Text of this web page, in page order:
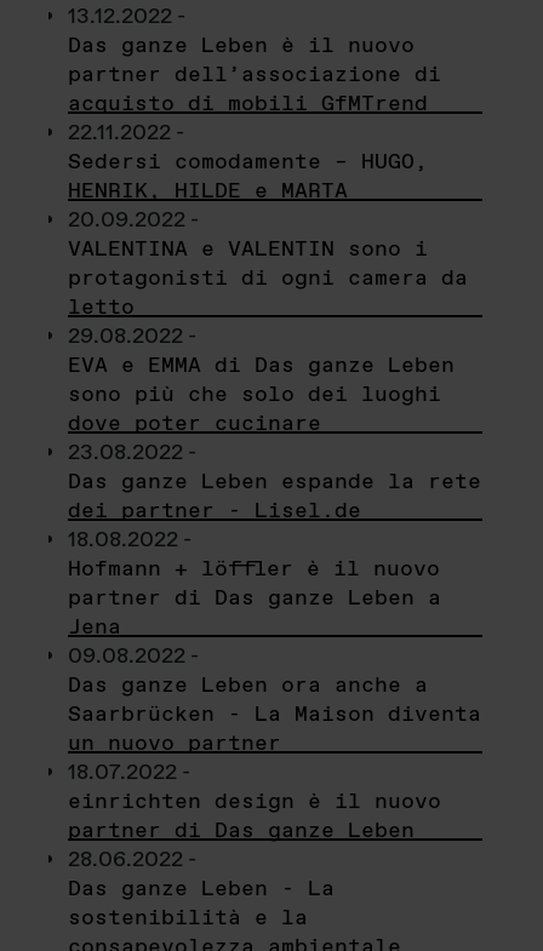
13.12.2022 -
Das ganze Leben è il nuovo
partner dell’associazione di
acquisto di mobili GfMTrend
22.11.2022 -
Sedersi comodamente – HUGO,
HENRIK, HILDE e MARTA
20.09.2022 -
VALENTINA e VALENTIN sono i
protagonisti di ogni camera da
letto
29.08.2022 -
EVA e EMMA di Das ganze Leben
sono più che solo dei luoghi
dove poter cucinare
23.08.2022 -
Das ganze Leben espande la rete
dei partner - Lisel.de
18.08.2022 -
Hofmann + löffler è il nuovo
partner di Das ganze Leben a
Jena
09.08.2022 -
Das ganze Leben ora anche a
Saarbrücken - La Maison diventa
un nuovo partner
18.07.2022 -
einrichten design è il nuovo
partner di Das ganze Leben
28.06.2022 -
Das ganze Leben - La
sostenibilità e la